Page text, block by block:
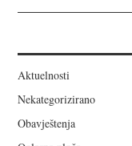
Aktuelnosti
Nekategorizirano
Obavještenja